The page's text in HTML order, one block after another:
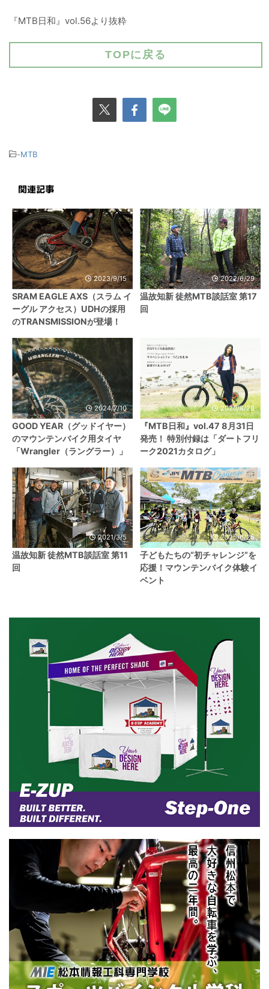
『MTB日和』vol.56より抜粋
TOPに戻る
-MTB
関連記事
2023/9/15
SRAM EAGLE AXS（スラム イ
ーグル アクセス）UDHの採用
のTRANSMISSIONが登場！
2022/6/29
温故知新 徒然MTB談話室 第17
回
2024/7/10
GOOD YEAR（グッドイヤー）
のマウンテンバイク用タイヤ
「Wrangler（ラングラー）」
2020/8/28
『MTB日和』vol.47 8月31日
発売！ 特別付録は「ダートフリ
ーク2021カタログ」
2021/3/5
温故知新 徒然MTB談話室 第11
回
2025/6/25
子どもたちの“初チャレンジ”を
応援！マウンテンバイク体験イ
ベント